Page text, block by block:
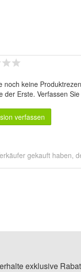
noch keine
der Erste. Verfassen
verfassen
gekauft haben,
exklusive